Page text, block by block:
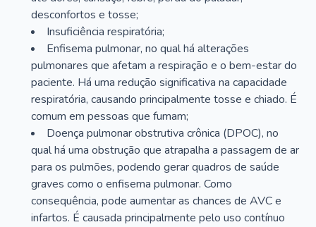
desconfortos e tosse;
Insuficiência respiratória;
Enfisema pulmonar, no qual há alterações
pulmonares que afetam a respiração e o bem-estar do
paciente. Há uma redução significativa na capacidade
respiratória, causando principalmente tosse e chiado. É
comum em pessoas que fumam;
Doença pulmonar obstrutiva crônica (DPOC), no
qual há uma obstrução que atrapalha a passagem de ar
para os pulmões, podendo gerar quadros de saúde
graves como o enfisema pulmonar. Como
consequência, pode aumentar as chances de AVC e
infartos. É causada principalmente pelo uso contínuo